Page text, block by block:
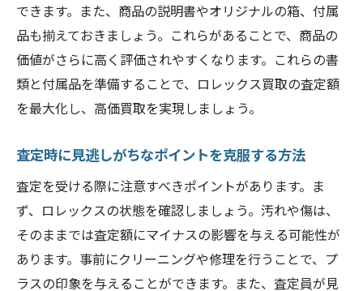
できます。また、商品の説明書やオリジナルの箱、付属
品も揃えておきましょう。これらがあることで、商品の
価値がさらに高く評価されやすくなります。これらの書
類と付属品を準備することで、ロレックス買取の査定額
を最大化し、高価買取を実現しましょう。
査定時に見逃しがちなポイントを克服する方法
査定を受ける際に注意すべきポイントがあります。ま
ず、ロレックスの状態を確認しましょう。汚れや傷は、
そのままでは査定額にマイナスの影響を与える可能性が
あります。事前にクリーニングや修理を行うことで、プ
ラスの印象を与えることができます。また、査定員が見